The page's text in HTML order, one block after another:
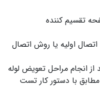
تقسيم كننده
اوليه يا روش اتصال
از انجام مراحل تعويض لوله
با دستور كار تست